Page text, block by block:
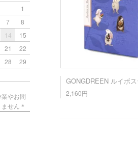
GONGDREEN ルイボ
2,160円
1
7
8
14
15
21
22
28
29
やお問
せん＊